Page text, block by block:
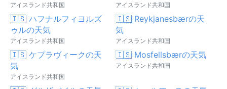
アイスランド共和国 アイスランド共和国
🇮🇸 ハフナルフィヨルズ
ゥルの天気
アイスランド共和国
🇮🇸 Reykjanesbærの天
気
アイスランド共和国
🇮🇸 ケプラヴィークの天
気
アイスランド共和国
🇮🇸 Mosfellsbærの天気
アイスランド共和国